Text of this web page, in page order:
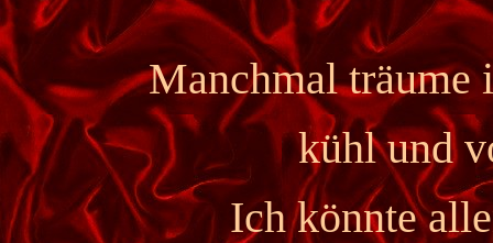
Manchmal träume
kühl und
Ich könnte